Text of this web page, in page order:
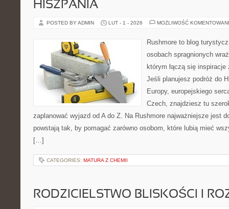
HISZPANIA
POSTED BY ADMIN LUT - 1 - 2026 MOŻLIWOŚĆ
Rushmore to blog
osobach spragnionych
którym łączą się
Jeśli planujesz podróż do
Europy, europejskiego
Czech, znajdziesz tu
zaplanować wyjazd od A do Z. Na Rushmore najważniejsze jest
powstają tak, by pomagać zarówno osobom, które lubią mieć
[…]
CATEGORIES: MATURA Z CHEMII
RODZICIELSTWO BLISKOŚCI I